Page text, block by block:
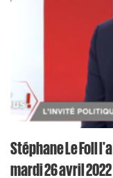
Stéphane Le Foll
mardi 26 avril 2022